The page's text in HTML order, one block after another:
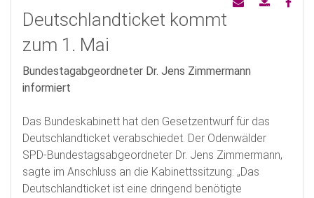
Deutschlandticket kommt
zum 1. Mai
Bundestagabgeordneter Dr. Jens Zimmermann
informiert
Das Bundeskabinett hat den Gesetzentwurf für das
Deutschlandticket verabschiedet. Der Odenwälder
SPD-Bundestagsabgeordneter Dr. Jens Zimmermann,
sagte im Anschluss an die Kabinettssitzung: „Das
Deutschlandticket ist eine dringend benötigte